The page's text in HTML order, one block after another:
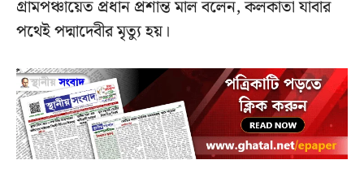
গ্রামপঞ্চায়েত প্রধান প্রশান্ত মাল বলেন, কলকাতা যাবার
পথেই পদ্মাদেবীর মৃত্যু হয়।